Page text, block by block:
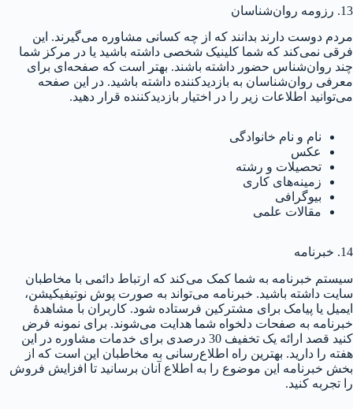
13. رزومه روان‌شناسان
مردم دوست دارند بدانند که از چه کسانی مشاوره می‌گیرند. این
فرقی نمی‌کند که شما کلینیک شخصی داشته باشید یا در مرکز شما
چند روان‌شناس حضور داشته باشند. بهتر است که صفحه‌ای برای
معرفی روان‌شناسان به بازدیدکننده داشته باشید. در این صفحه
می‌توانید اطلاعات زیر را در اختیار بازدیدکننده قرار دهید.
نام و نام خانوادگی
عکس
تحصیلات و رشته
زمینه‌های کاری
بیوگرافی
مقالات علمی
14. خبرنامه
سیستم خبرنامه به شما کمک می‌کند که ارتباط دائمی با مخاطبان
سایت داشته باشید. خبرنامه می‌تواند به صورت پوش نوتیفیکیشن،
ایمیل یا پیامک برای مشترکین فرستاده شود. کاربران با مشاهدهٔ
خبرنامه به صفحات دلخواه شما هدایت می‌شوند. برای نمونه فرض
کنید قصد ارائه یک تخفیف 30 درصدی برای خدمات مشاوره در این
هفته را دارید. بهترین راه اطلاع‌رسانی به مخاطبان این است که از
بخش خبرنامه این موضوع را به اطلاع آنان برسانید تا افزایش فروش
را تجربه کنید.